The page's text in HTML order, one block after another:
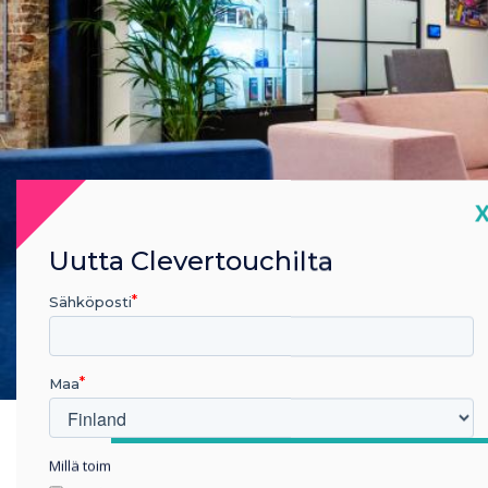
Customer
Uutta Clevertouchilta
Sähköposti
Maa
Millä toimialalla työskentelet